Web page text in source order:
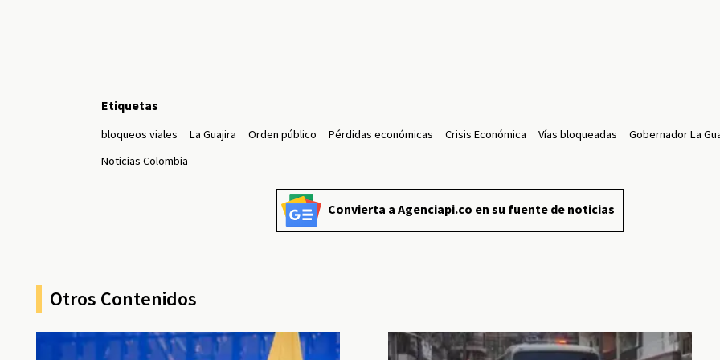
Etiquetas
bloqueos viales La Guajira Orden público Pérdidas económicas Crisis Económica Vías bloqueadas
Gobernador La
Noticias Colombia
Convierta a Agenciapi.co en su fuente de noticias
Otros Contenidos